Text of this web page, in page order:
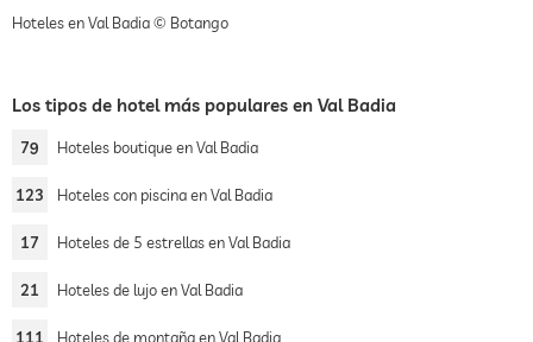
Hoteles en Val Badia © Botango
Los tipos de hotel más populares en Val Badia
79 Hoteles boutique en Val Badia
123 Hoteles con piscina en Val Badia
17 Hoteles de 5 estrellas en Val Badia
21 Hoteles de lujo en Val Badia
111 Hoteles de montaña en Val Badia